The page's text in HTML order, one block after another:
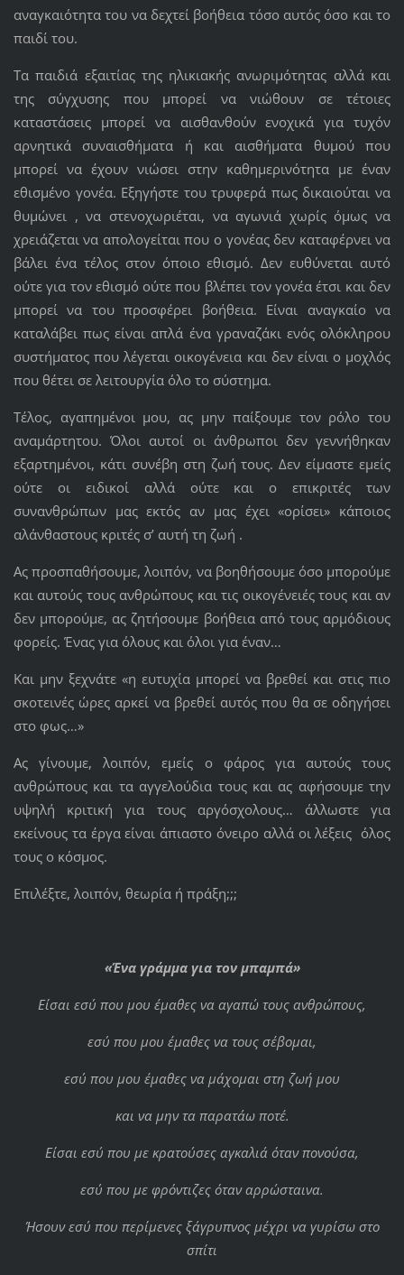
αναγκαιότητα του να δεχτεί βοήθεια τόσο αυτός όσο και το
παιδί του.
Τα παιδιά εξαιτίας της ηλικιακής ανωριμότητας αλλά και
της σύγχυσης που μπορεί να νιώθουν σε τέτοιες
καταστάσεις μπορεί να αισθανθούν ενοχικά για τυχόν
αρνητικά συναισθήματα ή και αισθήματα θυμού που
μπορεί να έχουν νιώσει στην καθημερινότητα με έναν
εθισμένο γονέα. Εξηγήστε του τρυφερά πως δικαιούται να
θυμώνει , να στενοχωριέται, να αγωνιά χωρίς όμως να
χρειάζεται να απολογείται που ο γονέας δεν καταφέρνει να
βάλει ένα τέλος στον όποιο εθισμό. Δεν ευθύνεται αυτό
ούτε για τον εθισμό ούτε που βλέπει τον γονέα έτσι και δεν
μπορεί να του προσφέρει βοήθεια. Είναι αναγκαίο να
καταλάβει πως είναι απλά ένα γραναζάκι ενός ολόκληρου
συστήματος που λέγεται οικογένεια και δεν είναι ο μοχλός
που θέτει σε λειτουργία όλο το σύστημα.
Τέλος, αγαπημένοι μου, ας μην παίξουμε τον ρόλο του
αναμάρτητου. Όλοι αυτοί οι άνθρωποι δεν γεννήθηκαν
εξαρτημένοι, κάτι συνέβη στη ζωή τους. Δεν είμαστε εμείς
ούτε οι ειδικοί αλλά ούτε και ο επικριτές των
συνανθρώπων μας εκτός αν μας έχει «ορίσει» κάποιος
αλάνθαστους κριτές σ’ αυτή τη ζωή .
Ας προσπαθήσουμε, λοιπόν, να βοηθήσουμε όσο μπορούμε
και αυτούς τους ανθρώπους και τις οικογένειές τους και αν
δεν μπορούμε, ας ζητήσουμε βοήθεια από τους αρμόδιους
φορείς. Ένας για όλους και όλοι για έναν…
Και μην ξεχνάτε «η ευτυχία μπορεί να βρεθεί και στις πιο
σκοτεινές ώρες αρκεί να βρεθεί αυτός που θα σε οδηγήσει
στο φως…»
Ας γίνουμε, λοιπόν, εμείς ο φάρος για αυτούς τους
ανθρώπους και τα αγγελούδια τους και ας αφήσουμε την
υψηλή κριτική για τους αργόσχολους… άλλωστε για
εκείνους τα έργα είναι άπιαστο όνειρο αλλά οι λέξεις όλος
τους ο κόσμος.
Επιλέξτε, λοιπόν, θεωρία ή πράξη;;;
«Ένα γράμμα για τον μπαμπά»
Είσαι εσύ που μου έμαθες να αγαπώ τους ανθρώπους,
εσύ που μου έμαθες να τους σέβομαι,
εσύ που μου έμαθες να μάχομαι στη ζωή μου
και να μην τα παρατάω ποτέ.
Είσαι εσύ που με κρατούσες αγκαλιά όταν πονούσα,
εσύ που με φρόντιζες όταν αρρώσταινα.
Ήσουν εσύ που περίμενες ξάγρυπνος μέχρι να γυρίσω στο
σπίτι